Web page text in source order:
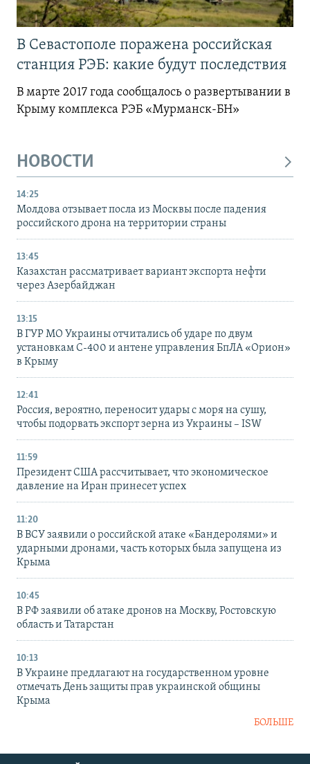
В Севастополе поражена российская
станция РЭБ: какие будут последствия
В марте 2017 года сообщалось о развертывании в
Крыму комплекса РЭБ «Мурманск-БН»
НОВОСТИ
14:25
Молдова отзывает посла из Москвы после падения
российского дрона на территории страны
13:45
Казахстан рассматривает вариант экспорта нефти
через Азербайджан
13:15
В ГУР МО Украины отчитались об ударе по двум
установкам С-400 и антене управления БпЛА «Орион»
в Крыму
12:41
Россия, вероятно, переносит удары с моря на сушу,
чтобы подорвать экспорт зерна из Украины – ISW
11:59
Президент США рассчитывает, что экономическое
давление на Иран принесет успех
11:20
В ВСУ заявили о российской атаке «Бандеролями» и
ударными дронами, часть которых была запущена из
Крыма
10:45
В РФ заявили об атаке дронов на Москву, Ростовскую
область и Татарстан
10:13
В Украине предлагают на государственном уровне
отмечать День защиты прав украинской общины
Крыма
БОЛЬШЕ